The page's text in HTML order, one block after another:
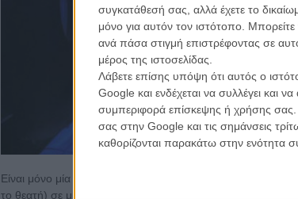
συγκατάθεσή σας, αλλά έχετε το
μόνο για αυτόν τον ιστότοπο.
ανά πάσα στιγμή επιστρέφοντας σε
μέρος της ιστοσελίδας.
Λάβετε επίσης υπόψη ότι αυτός ο
Google και ενδέχεται να συλλέγει και
συμπεριφορά επίσκεψης ή χρήσης σας.
σας στην Google και τις σημάνσεις
καθορίζονται παρακάτω στην ενότητα
Είναι μόνο μία από τις πολλές σκηνές που ο Κριστόφ
το θεατή) σε μια ζώνη που ισορροπεί ανάμεσα στη ζωή και
κινηματογραφικές ειδήσεις
κριτικές | συνεντεύξεις |